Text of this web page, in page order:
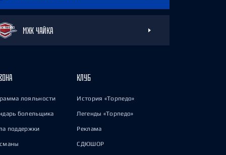
МХК ЧАЙКА
лояльности
болельщика
поддержки
КЛУБ
История «Торпедо»
Легенды «Торпедо»
Реклама
СДЮШОР